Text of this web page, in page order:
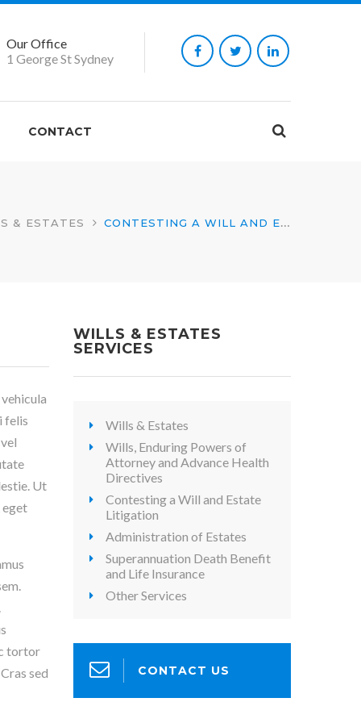
Our Office
1 George St Sydney
Follow Follow
Twitter
Follow
LinkedIn
CONTACT
& ESTATES CONTESTING A WILL AND ESTATE LITIGATION
felis
Ut
eget
tortor
sed
WILLS & ESTATES
SERVICES
Wills & Estates
Wills, Enduring Powers of
Attorney and Advance Health
Directives
Contesting a Will and Estate
Litigation
Administration of Estates
Superannuation Death Benefit
and Life Insurance
Other Services
CONTACT US